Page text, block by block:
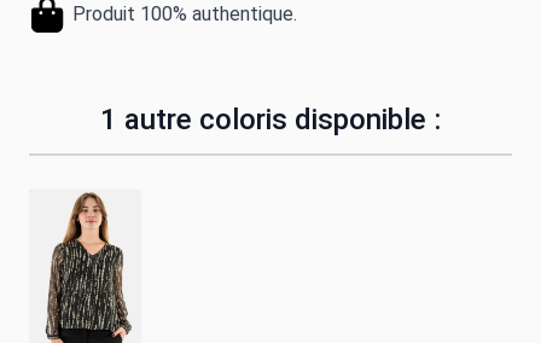
Produit 100% authentique.
1 autre coloris disponible :